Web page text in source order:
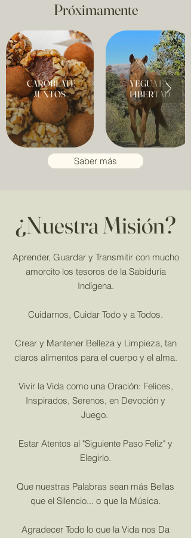
Próximamente
CAROBLATE
JUNTOS
YEGUA EN
LIBERTAD
Saber más
¿Nuestra Misión?
Aprender, Guardar y Transmitir con mucho
amorcito los tesoros de la Sabiduría
Indígena.
​Cuidarnos, Cuidar Todo y a Todos.
Crear y Mantener Belleza y Limpieza, tan
claros alimentos para el cuerpo y el alma.
Vivir la Vida como una Oración: Felices,
Inspirados, Serenos, en Devoción y
Juego. ​
Estar Atentos al "Siguiente Paso Feliz" y
Elegirlo.​
Que nuestras Palabras sean más Bellas
que el Silencio... o que la Música.
Agradecer Todo lo que la Vida nos Da